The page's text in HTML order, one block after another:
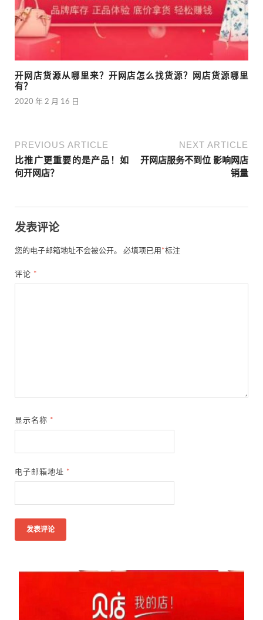
开网店货源从哪里来？开网店怎么找货源？网店货源哪里
有？
2020 年 2 月 16 日
PREVIOUS ARTICLE
比推广更重要的是产品！如
何开网店？
NEXT ARTICLE
开网店服务不到位 影响网店
销量
发表评论
您的电子邮箱地址不会被公开。 必填项已用 *标注
评论 *
显示名称 *
电子邮箱地址 *